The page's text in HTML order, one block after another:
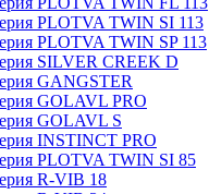
PLOTVA TWIN SI 113
PLOTVA TWIN SP 113
SILVER CREEK D
GANGSTER
GOLAVL PRO
GOLAVL S
INSTINCT PRO
PLOTVA TWIN SI 85
R-VIB 18